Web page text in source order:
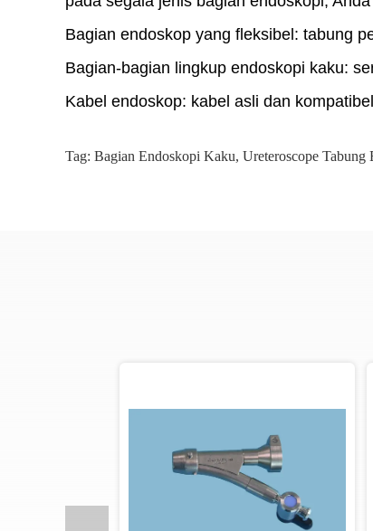
Bagian endoskop yang fleksibel: tabung
Bagian-bagian lingkup endoskopi kaku:
Kabel endoskop: kabel asli dan
Tag: Bagian Endoskopi Kaku, Ureteroscope